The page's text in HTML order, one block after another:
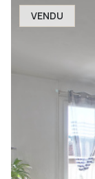
VENDU